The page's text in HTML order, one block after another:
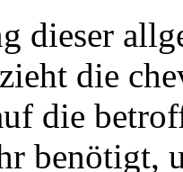
dieser
die
die
benötigt,